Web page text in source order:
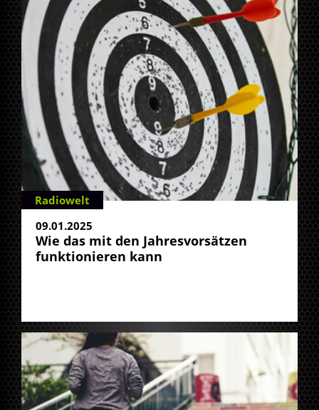
Radiowelt
09.01.2025
Wie das mit den Jahresvorsätzen
funktionieren kann